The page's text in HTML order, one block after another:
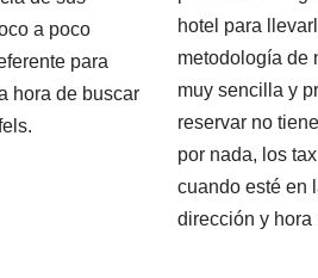
a poco
para
hora de buscar
hotel para
metodología de
muy sencilla y
reservar no
por nada, los
cuando esté en
dirección y hora